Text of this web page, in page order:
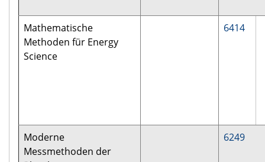
Mathematische
Methoden für Energy
Science
6414
Moderne
Messmethoden der
6249